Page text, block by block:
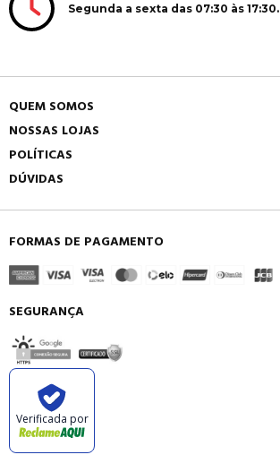
Segunda a sexta das 07:30 às 17:30.
QUEM SOMOS
NOSSAS LOJAS
POLÍTICAS
DÚVIDAS
FORMAS DE PAGAMENTO
SEGURANÇA
Verificada por